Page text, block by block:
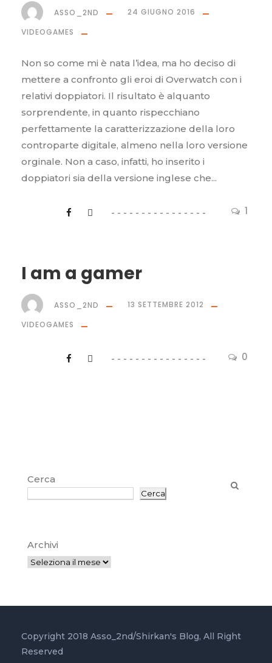
1
ASSO_2ND
24 GIUGNO 2016
VIDEOGAMES
Non so come mi è nata l’idea, ma ho deciso di
mettere a confronto gli eroi di Overwatch con i
relativi doppiatori. Il risultato è alquanto
sorprendente, in quanto rispecchiano
perfettamente la caratterizzazione della loro
controparte digitale, almeno nella loro versione
orginale. Non a caso, infatti, ho inserito i
doppiatori sia della versione inglese che...
I am a gamer
0
ASSO_2ND
13 SETTEMBRE 2012
VIDEOGAMES
Cerca
Cerca
Archivi
Copyright 2018 Asso_2nd/Shirkan's Blog, All Right
Reserved